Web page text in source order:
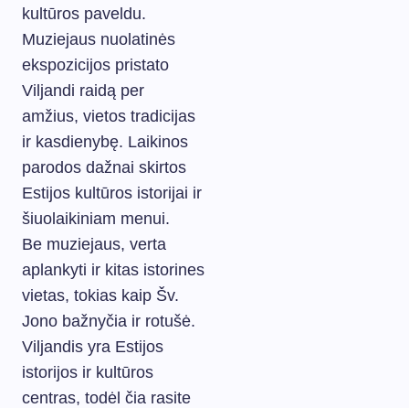
kultūros paveldu.
Muziejaus nuolatinės
ekspozicijos pristato
Viljandi raidą per
amžius, vietos tradicijas
ir kasdienybę. Laikinos
parodos dažnai skirtos
Estijos kultūros istorijai ir
šiuolaikiniam menui.
Be muziejaus, verta
aplankyti ir kitas istorines
vietas, tokias kaip Šv.
Jono bažnyčia ir rotušė.
Viljandis yra Estijos
istorijos ir kultūros
centras, todėl čia rasite